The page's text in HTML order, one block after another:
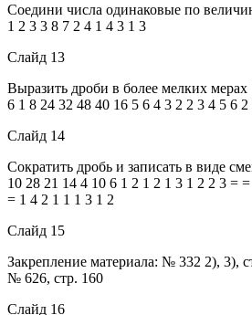
Соедини числа одинаковые по
1 2 3 3 8 7 2 4 1 4 3 1 3
Слайд 13
Выразить дроби в более мелких
6 1 8 24 32 48 40 16 5 6 4 3 2 2 3 4 5 6 2
Слайд 14
Сократить дробь и записать в виде
10 28 21 14 4 10 6 1 2 1 2 1 3 1 2 2 3 =
= 1 4 2 1 1 1 3 1 2
Слайд 15
Закрепление материала: № 332 2), 3),
№ 626, стр. 160
Слайд 16